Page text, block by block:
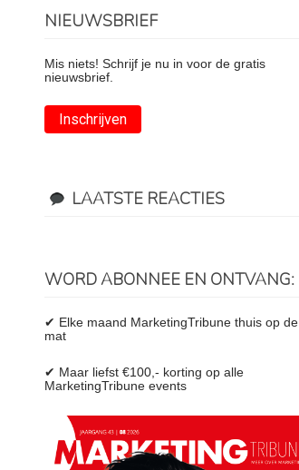
NIEUWSBRIEF
Mis niets! Schrijf je nu in voor de gratis
nieuwsbrief.
Inschrijven
LAATSTE REACTIES
WORD ABONNEE EN ONTVANG:
✔ Elke maand MarketingTribune thuis op de
mat
✔ Maar liefst €100,- korting op alle
MarketingTribune events